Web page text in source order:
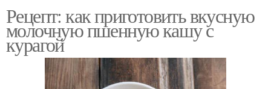
Рецепт: как приготовить вкусную
молочную пшенную кашу с
курагой